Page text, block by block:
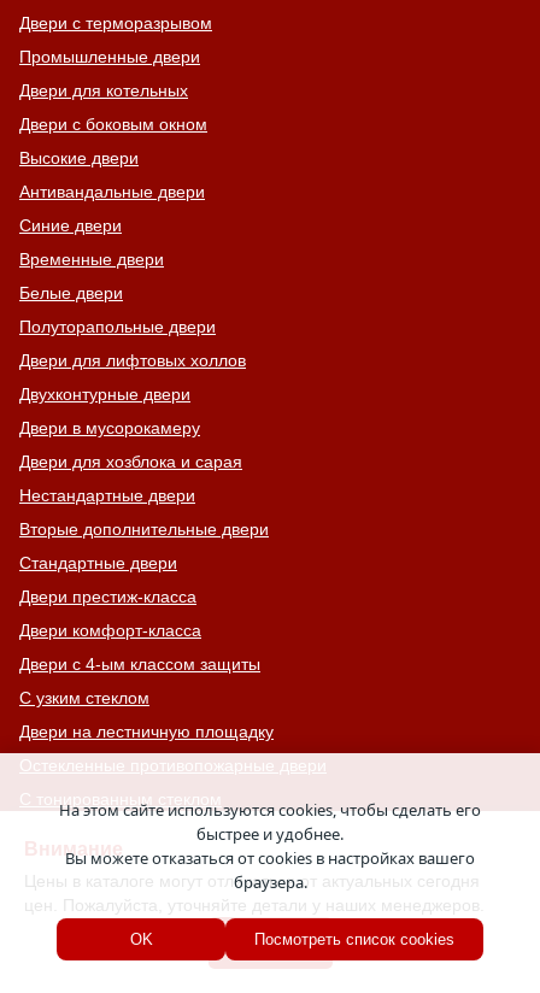
Внимание
Цены в каталоге могут отличаться от актуальных сегодня
цен. Пожалуйста, уточняйте детали у наших менеджеров.
Хорошо
Двери с терморазрывом
Промышленные двери
Двери для котельных
Двери с боковым окном
Высокие двери
Антивандальные двери
Синие двери
Временные двери
Белые двери
Полуторапольные двери
Двери для лифтовых холлов
Двухконтурные двери
Двери в мусорокамеру
Двери для хозблока и сарая
Нестандартные двери
Вторые дополнительные двери
Стандартные двери
Двери престиж-класса
Двери комфорт-класса
Двери с 4-ым классом защиты
С узким стеклом
Двери на лестничную площадку
Остекленные противопожарные двери
С тонированным стеклом
С остекленной фрамугой
Усиленные
С большим стеклом
С широкими наличниками
На этом сайте используются cookies, чтобы сделать его
быстрее и удобнее.
Вы можете отказаться от cookies в настройках вашего
браузера.
OK Посмотреть список cookies